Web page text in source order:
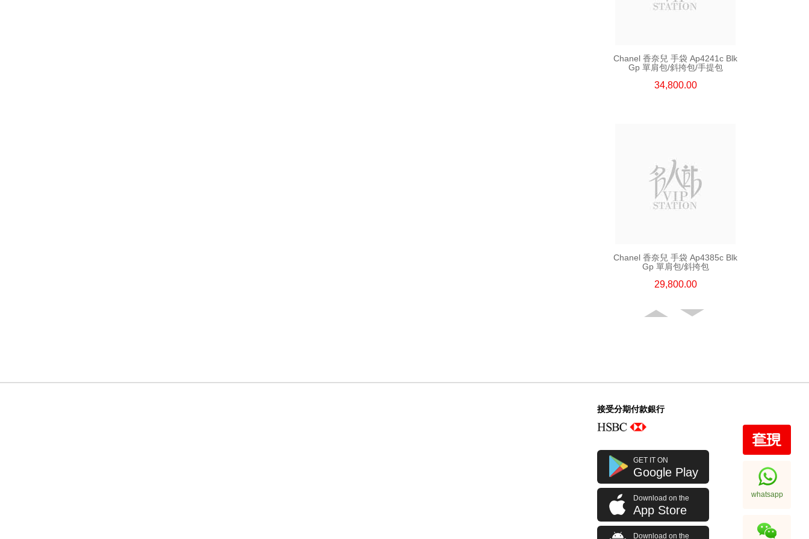
Chanel 香奈兒 手袋 Ap4241c Blk
Gp 單肩包/斜挎包/手提包
34,800.00
Chanel 香奈兒 手袋 Ap4385c Blk
Gp 單肩包/斜挎包
29,800.00
Chanel 香奈兒 手袋 Ap4386
單肩包/斜挎包/手提包
31,800.00
接受分期付款銀行
GET IT ON
Google Play
Download on the
App Store
Download on the
whatsapp